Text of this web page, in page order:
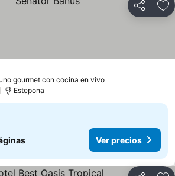
Compartir
gourmet con cocina en vivo
Estepona
Ver precios